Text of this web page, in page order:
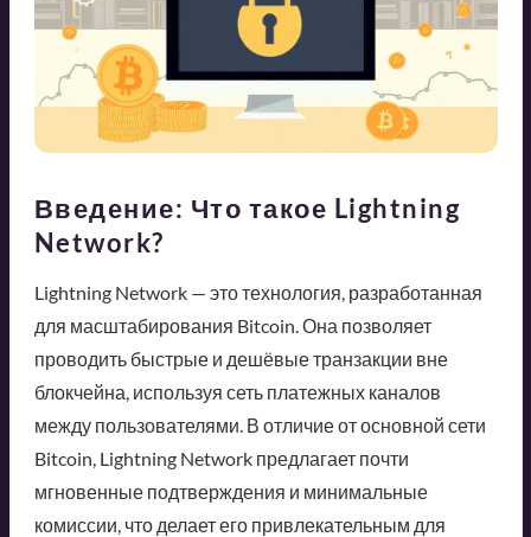
Введение: Что такое Lightning
Network?
Lightning Network — это технология, разработанная
для масштабирования Bitcoin. Она позволяет
проводить быстрые и дешёвые транзакции вне
блокчейна, используя сеть платежных каналов
между пользователями. В отличие от основной сети
Bitcoin, Lightning Network предлагает почти
мгновенные подтверждения и минимальные
комиссии, что делает его привлекательным для